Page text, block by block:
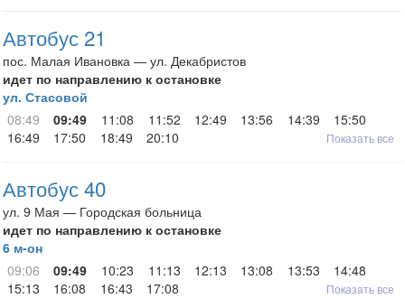
Автобус 21
пос. Малая Ивановка — ул. Декабристов
идет по направлению к остановке
ул. Стасовой
08:49
09:49 11:08 11:52 12:49 13:56 14:39
15:50
16:49
17:50 18:49 20:10 Показать все
Автобус 40
ул. 9 Мая — Городская больница
идет по направлению к остановке
6 м-он
09:06
09:49 10:23 11:13 12:13 13:08 13:53
14:48
15:13
16:08 16:43 17:08 Показать все